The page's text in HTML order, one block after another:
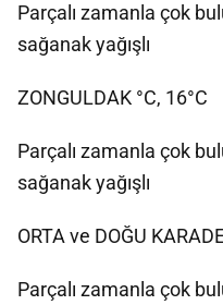
Parçalı zamanla çok
sağanak yağışlı
ZONGULDAK °C, 16°C
Parçalı zamanla çok
sağanak yağışlı
ORTA ve DOĞU
Parçalı zamanla çok